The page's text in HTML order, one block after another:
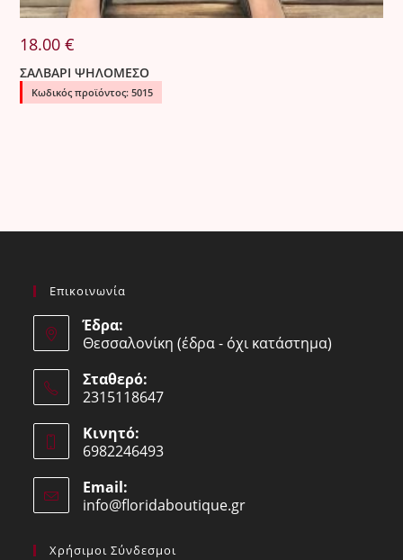
18.00€
ΣΑΛΒΑΡΙ ΨΗΛΟΜΕΣΟ
Κωδικός προϊόντος: 5015
Επικοινωνία
Έδρα:
Θεσσαλονίκη (έδρα - όχι κατάστημα)
Σταθερό:
2315118647
in
your
application
Κινητό:
6982246493
in
your
Email:
info@floridaboutique.grOpens
Χρήσιμοι Σύνδεσμοι